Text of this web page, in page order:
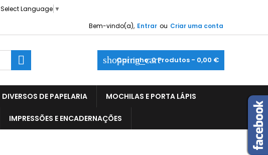
Select Language ▼
Bem-vindo(a), Entrar ou Criar uma conta
shopping_cart
Carrinho:0Produtos - 0,00 €

DIVERSOS DE PAPELARIA MOCHILAS E PORTA LÁPIS
IMPRESSÕES E ENCADERNAÇÕES